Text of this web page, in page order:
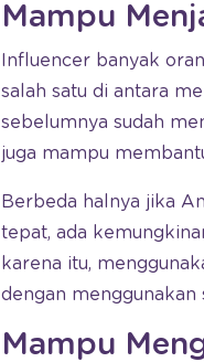
Mampu
Influencer banyak
salah satu di antara
sebelumnya sudah
juga mampu
Berbeda halnya jika
tepat, ada
karena itu,
dengan menggunakan
Mampu